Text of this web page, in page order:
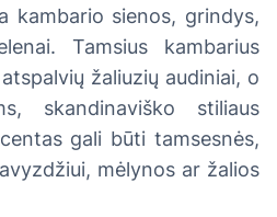
kambario sienos, grindys,
Tamsius kambarius
žaliuzių audiniai, o
skandinaviško stiliaus
gali būti tamsesnės,
mėlynos ar žalios